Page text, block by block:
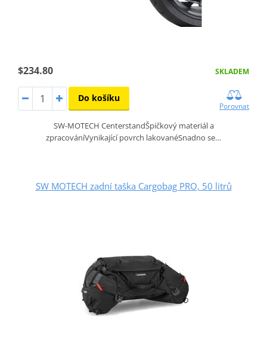
$234.80 SKLADEM
Do košíku
Porovnat
SW-MOTECH CenterstandŠpičkový materiál a
zpracováníVynikající povrch lakovanéSnadno se…
SW MOTECH zadní taška Cargobag PRO, 50 litrů